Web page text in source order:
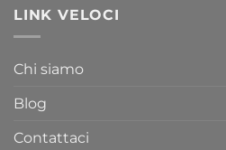
LINK VELOCI
Chi siamo
Blog
Contattaci